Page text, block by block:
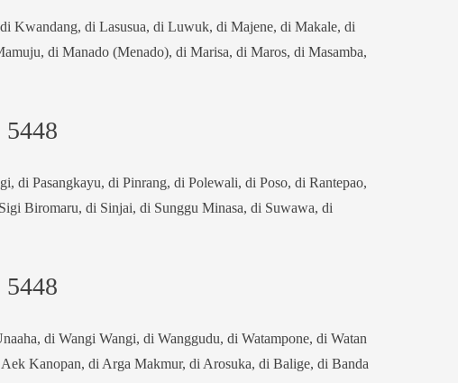
Kwandang, di Lasusua, di Luwuk, di Majene, di Makale, di
di Manado (Menado), di Marisa, di Maros, di Masamba,
di Pasangkayu, di Pinrang, di Polewali, di Poso, di Rantepao,
Biromaru, di Sinjai, di Sunggu Minasa, di Suwawa, di
di Wangi Wangi, di Wanggudu, di Watampone, di Watan
Kanopan, di Arga Makmur, di Arosuka, di Balige, di Banda